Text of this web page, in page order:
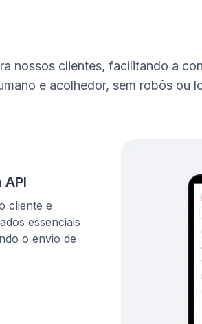
nossos clientes, facilitando a
e acolhedor, sem robôs ou
cliente e
essenciais
o envio de